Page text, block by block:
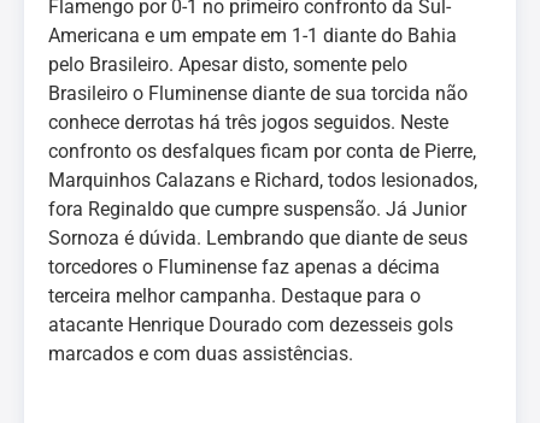
Flamengo por 0-1 no primeiro confronto da Sul-
Americana e um empate em 1-1 diante do Bahia
pelo Brasileiro. Apesar disto, somente pelo
Brasileiro o Fluminense diante de sua torcida não
conhece derrotas há três jogos seguidos. Neste
confronto os desfalques ficam por conta de Pierre,
Marquinhos Calazans e Richard, todos lesionados,
fora Reginaldo que cumpre suspensão. Já Junior
Sornoza é dúvida. Lembrando que diante de seus
torcedores o Fluminense faz apenas a décima
terceira melhor campanha. Destaque para o
atacante Henrique Dourado com dezesseis gols
marcados e com duas assistências.